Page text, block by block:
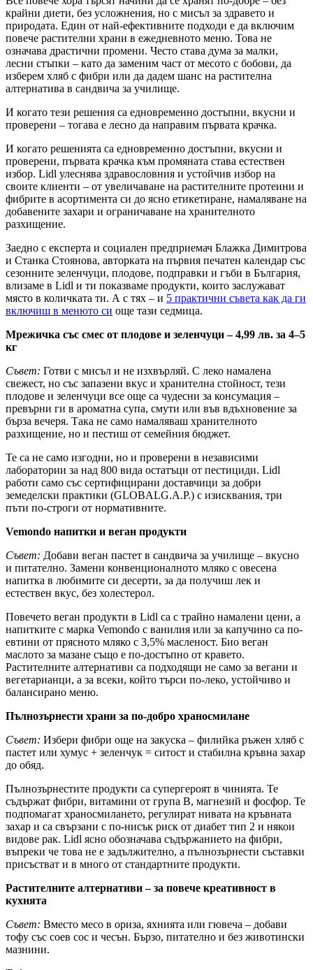
крайни диети, без усложнения, но с мисъл за здравето и
природата. Един от най-ефективните подходи е да включим
повече растителни храни в ежедневното меню. Това не
означава драстични промени. Често става дума за малки,
лесни стъпки – като да заменим част от месото с бобови, да
изберем хляб с фибри или да дадем шанс на растителна
алтернатива в сандвича за училище.
И когато тези решения са едновременно достъпни, вкусни и
проверени – тогава е лесно да направим първата крачка.
И когато решенията са едновременно достъпни, вкусни и
проверени, първата крачка към промяната става естествен
избор. Lidl улеснява здравословния и устойчив избор на
своите клиенти – от увеличаване на растителните протеини и
фибрите в асортимента си до ясно етикетиране, намаляване на
добавените захари и ограничаване на хранителното
разхищение.
Заедно с експерта и социален предприемач Блажка Димитрова
и Станка Стоянова, авторката на първия печатен календар със
сезонните зеленчуци, плодове, подправки и гъби в България,
влизаме в Lidl и ти показваме продукти, които заслужават
място в количката ти. А с тях – и 5 практични съвета как да ги
включиш в менюто си още тази седмица.
Мрежичка със смес от плодове и зеленчуци – 4,99 лв. за 4–5
кг
Съвет: Готви с мисъл и не изхвърляй. С леко намалена
свежест, но със запазени вкус и хранителна стойност, тези
плодове и зеленчуци все още са чудесни за консумация –
превърни ги в ароматна супа, смути или във вдъхновение за
бърза вечеря. Така не само намаляваш хранителното
разхищение, но и пестиш от семейния бюджет.
Те са не само изгодни, но и проверени в независими
лаборатории за над 800 вида остатъци от пестициди. Lidl
работи само със сертифицирани доставчици за добри
земеделски практики (GLOBALG.A.P.) с изисквания, три
пъти по-строги от нормативните.
Vemondo напитки и веган продукти
Съвет: Добави веган пастет в сандвича за училище – вкусно
и питателно. Замени конвенционалното мляко с овесена
напитка в любимите си десерти, за да получиш лек и
естествен вкус, без холестерол.
Повечето веган продукти в Lidl са с трайно намалени цени, а
напитките с марка Vemondo с ванилия или за капучино са по-
евтини от прясното мляко с 3,5% масленост. Био веган
маслото за мазане също е по-достъпно от кравето.
Растителните алтернативи са подходящи не само за вегани и
вегетарианци, а за всеки, който търси по-леко, устойчиво и
балансирано меню.
Пълнозърнести храни за по-добро храносмилане
Съвет: Избери фибри още на закуска – филийка ръжен хляб с
пастет или хумус + зеленчук = ситост и стабилна кръвна захар
до обяд.
Пълнозърнестите продукти са супергероят в чинията. Те
съдържат фибри, витамини от група B, магнезий и фосфор. Те
подпомагат храносмилането, регулират нивата на кръвната
захар и са свързани с по-нисък риск от диабет тип 2 и някои
видове рак. Lidl ясно обозначава съдържанието на фибри,
въпреки че това не е задължително, а пълнозърнести съставки
присъстват и в много от стандартните продукти.
Растителните алтернативи – за повече креативност в
кухнята
Съвет: Вместо месо в ориза, яхнията или гювеча – добави
тофу със соев сос и чесън. Бързо, питателно и без животински
мазнини.